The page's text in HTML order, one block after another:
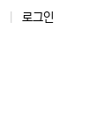
로그인